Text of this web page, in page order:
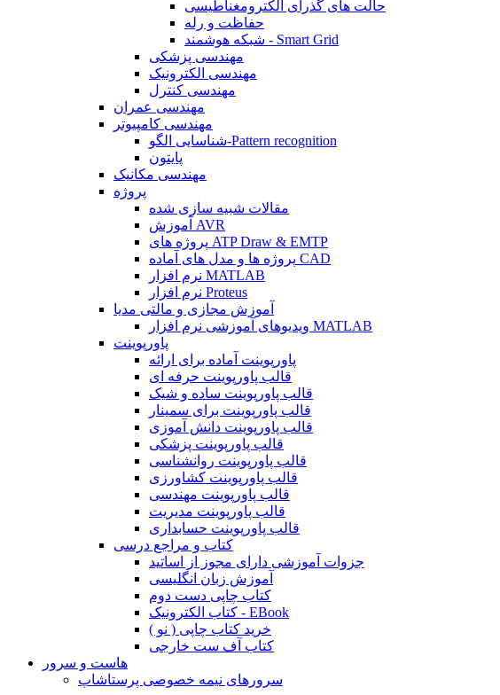
حالت های گذرای الکترومغناطیسی
حفاظت و رله
شبکه هوشمند - Smart Grid
مهندسی پزشکی
مهندسی الکترونیک
مهندسی کنترل
مهندسی عمران
مهندسی کامپیوتر
شناسایی الگو-Pattern recognition
پایتون
مهندسی مکانیک
پروژه
مقالات شبیه سازی شده
آموزش AVR
پروژه های ATP Draw & EMTP
پروژه ها و مدل های آماده CAD
نرم افزار MATLAB
نرم افزار Proteus
آموزش مجازی و مالتی مدیا
ویدیوهای آموزشی نرم افزار MATLAB
پاورپوینت
پاورپوینت آماده برای ارائه
قالب پاورپوینت حرفه ای
قالب پاورپوینت ساده و شیک
قالب پاورپوینت برای سمینار
قالب پاورپوینت دانش آموزی
قالب پاورپوینت پزشکی
قالب پاورپوینت روانشناسی
قالب پاورپوینت کشاورزی
قالب پاورپوینت مهندسی
قالب پاورپوینت مدیریت
قالب پاورپوینت حسابداری
کتاب و مراجع درسی
جزوات آموزشی دارای مجوز از اساتید
آموزش زبان انگلیسی
کتاب چاپی دست دوم
کتاب الکترونیک - EBook
خرید کتاب چاپی ( نو )
کتاب آف ست خارجی
هاست و سرور
سرورهای نیمه خصوصی پرستاشاپ